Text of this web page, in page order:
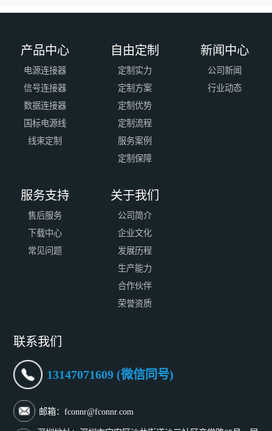
产品中心
电源连接器
信号连接器
数据连接器
国标电源线
线束定制
自由定制
定制实力
定制方案
定制优势
定制流程
服务案例
定制保障
新闻中心
公司新闻
行业动态
服务支持
售后服务
下载中心
常见问题
关于我们
公司简介
企业文化
发展历程
生产能力
合作伙伴
荣誉资质
联系我们
13147071609 (微信同号)
邮箱：fconnr@fconnr.com